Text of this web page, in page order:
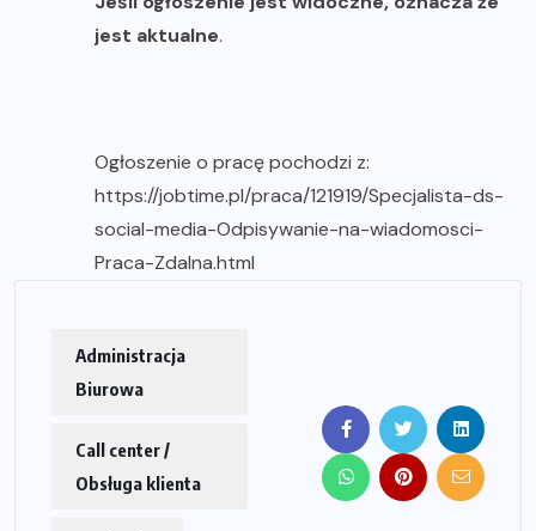
jest aktualne.
Ogłoszenie o pracę pochodzi z:
https://jobtime.pl/praca/121919/Specjalista-ds-
social-media-Odpisywanie-na-wiadomosci-
Praca-Zdalna.html
Administracja
Biurowa
Call center /
Obsługa klienta